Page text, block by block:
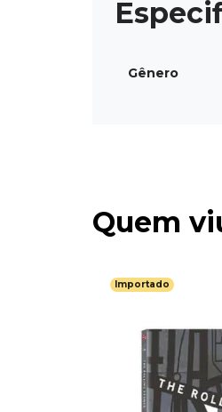
Gênero
Quem
Importado